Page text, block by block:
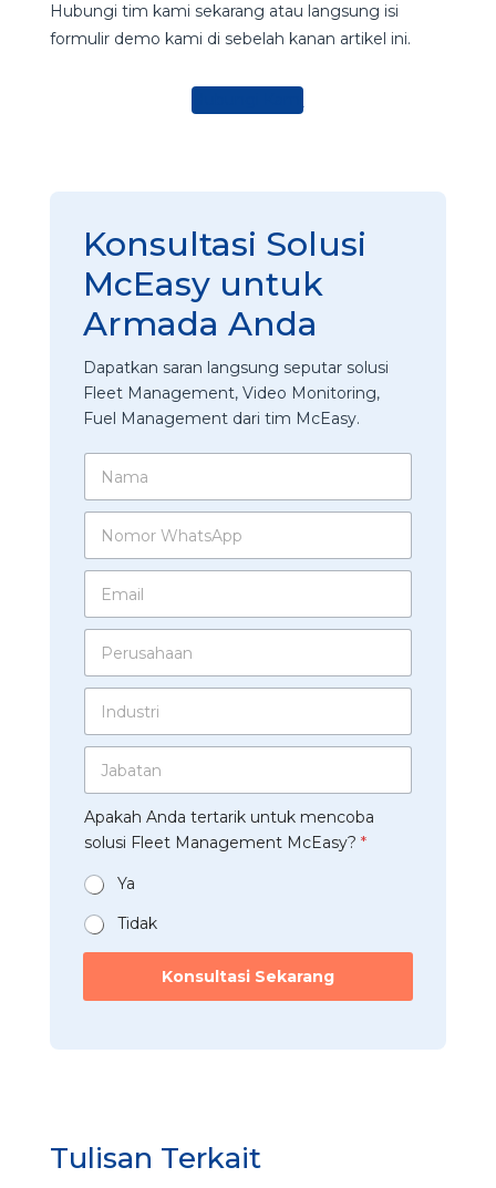
Hubungi tim kami sekarang atau langsung isi
formulir demo kami di sebelah kanan artikel ini.
Konsultasi Solusi
McEasy untuk
Armada Anda
Dapatkan saran langsung seputar solusi
Fleet Management, Video Monitoring,
Fuel Management dari tim McEasy.
F
e
u
u
e
u
s
h
a
a
m
m
W
t
A
p
*
a
*
r
a
a
n
*
d
r
i
b
a
t
n
Apakah Anda tertarik untuk mencoba
solusi Fleet Management McEasy? *
Ya
Tidak
Konsultasi Sekarang
Tulisan Terkait